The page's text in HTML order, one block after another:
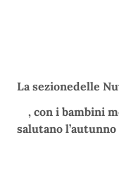
La sezionedelle
, con i bambini
salutano l’autunno